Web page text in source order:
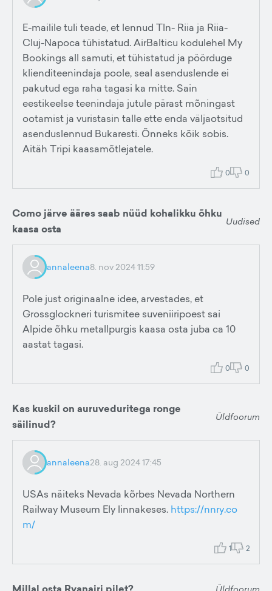
E-mailile tuli teade, et lennud Tln- Riia ja Riia-
Cluj-Napoca tühistatud. AirBalticu kodulehel My
Bookings all samuti, et tühistatud ja pöörduge
klienditeenindaja poole, seal asenduslende ei
pakutud ega raha tagasi ka mitte. Sain
eestikeelse teenindaja jutule pärast mõningast
ootamist ja vuristasin talle ette enda väljaotsitud
asenduslennud Bukaresti. Õnneks kõik sobis.
Aitäh Tripi kaasamõtlejatele.
0 0
Como järve ääres saab nüüd kohalikku õhku
kaasa osta
Uudised
annaleena8. nov 2024 11:59
Pole just originaalne idee, arvestades, et
Grossglockneri turismitee suveniiripoest sai
Alpide õhku metallpurgis kaasa osta juba ca 10
aastat tagasi.
0 0
Kas kuskil on auruveduritega ronge
säilinud?
Üldfoorum
annaleena28. aug 2024 17:45
USAs näiteks Nevada kõrbes Nevada Northern
Railway Museum Ely linnakeses. https://nnry.co
m/
1 2
Üldfoorum